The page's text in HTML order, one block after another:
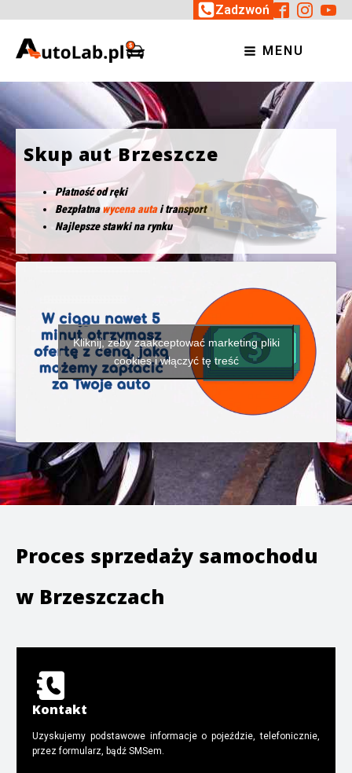
Zadzwoń
MENU
Skup aut Brzeszcze
Płatność od ręki
Bezpłatnawycena autai transport
Najlepsze stawki na rynku
Kliknij, żeby zaakceptować marketing pliki
cookies i włączyć tę treść
Proces sprzedaży samochodu
w Brzeszczach
Kontakt
Uzyskujemy podstawowe informacje o pojeździe, telefonicznie,
przez formularz, bądź SMSem.